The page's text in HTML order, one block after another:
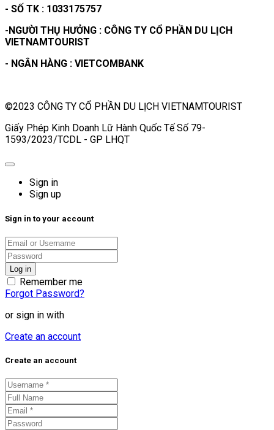
- SỐ TK : 1033175757
-NGƯỜI THỤ HƯỞNG : CÔNG TY CỔ PHẦN DU LỊCH
VIETNAMTOURIST
- NGÂN HÀNG : VIETCOMBANK
©2023 CÔNG TY CỔ PHẦN DU LỊCH VIETNAMTOURIST
Giấy Phép Kinh Doanh Lữ Hành Quốc Tế Số 79-
1593/2023/TCDL - GP LHQT
Sign in
Sign up
Sign in to your account
Remember me
Forgot Password?
or sign in with
Create an account
Create an account